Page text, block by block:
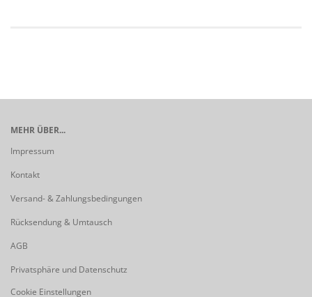
MEHR ÜBER...
Impressum
Kontakt
Versand- & Zahlungsbedingungen
Rücksendung & Umtausch
AGB
Privatsphäre und Datenschutz
Cookie Einstellungen